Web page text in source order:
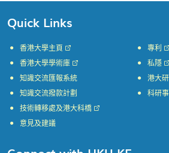
Quick Links
香港大學主頁
香港大學學術庫
知識交流匯報系統
知識交流撥款計劃
專利
私隱
港大
科研
技術轉移處及港大科橋
意見及建議